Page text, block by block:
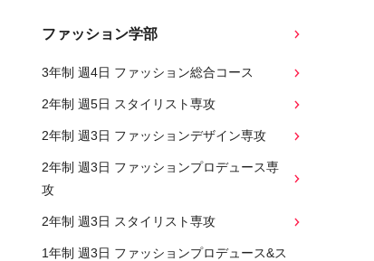
ファッション学部
3年制 週4日 ファッション総合コース
2年制 週5日 スタイリスト専攻
2年制 週3日 ファッションデザイン専攻
2年制 週3日 ファッションプロデュース専
攻
2年制 週3日 スタイリスト専攻
1年制 週3日 ファッションプロデュース&ス